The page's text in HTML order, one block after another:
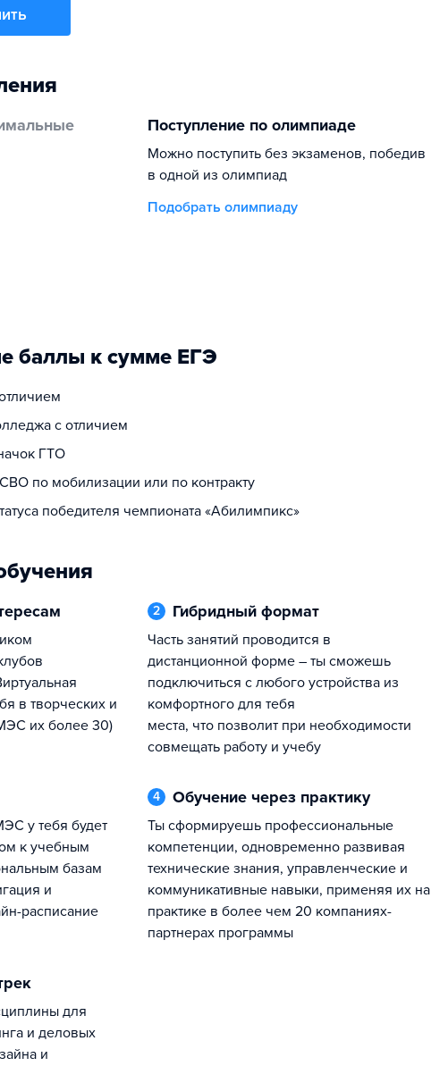
Поступление по олимпиаде
Можно поступить без экзаменов, победив
в одной из олимпиад
Подобрать олимпиаду
баллы к сумме ЕГЭ
с отличием
ГТО
по мобилизации или по контракту
победителя чемпионата «Абилимпикс»
в творческих и
их более 30)
2 Гибридный формат
часть занятий проводится в
дистанционной форме – ты сможешь
подключиться с любого устройства из
комфортного для тебя
места, что позволит при необходимости
совмещать работу и учебу
к учебным
базам
и
расписание
4 Обучение через практику
ты сформируешь профессиональные
компетенции, одновременно развивая
технические знания, управленческие и
коммуникативные навыки, применяя их на
практике в более чем 20 компаниях-
партнерах программы
и деловых
и